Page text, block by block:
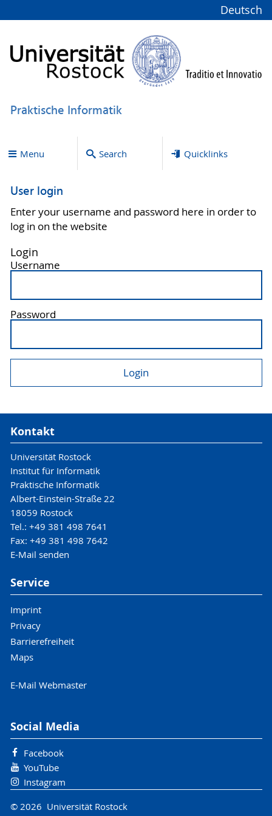
Deutsch
Praktische Informatik
Menu Search Quicklinks
User login
Enter your username and password here in order to
log in on the website
Login
Username
Password
Kontakt
Universität Rostock
Institut für Informatik
Praktische Informatik
Albert-Einstein-Straße 22
18059 Rostock
Tel.: +49 381 498 7641
Fax: +49 381 498 7642
E-Mail senden
Service
Imprint
Privacy
Barrierefreiheit
Maps
E-Mail Webmaster
Social Media
Facebook
YouTube
Instagram
© 2026 Universität Rostock